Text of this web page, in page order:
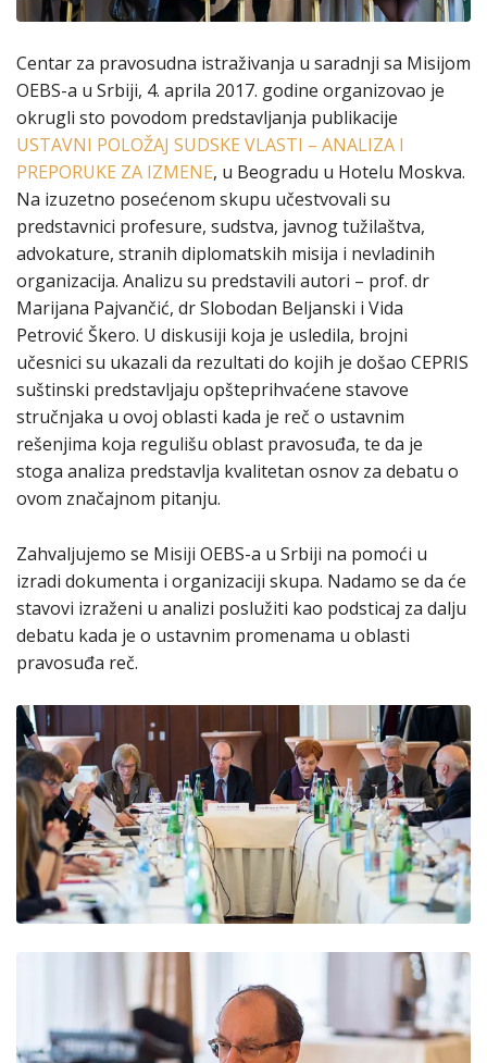
Centar za pravosudna istraživanja u saradnji sa Misijom
OEBS-a u Srbiji, 4. aprila 2017. godine organizovao je
okrugli sto povodom predstavljanja publikacije
USTAVNI POLOŽAJ SUDSKE VLASTI – ANALIZA I
PREPORUKE ZA IZMENE, u Beogradu u Hotelu Moskva.
Na izuzetno posećenom skupu učestvovali su
predstavnici profesure, sudstva, javnog tužilaštva,
advokature, stranih diplomatskih misija i nevladinih
organizacija. Analizu su predstavili autori – prof. dr
Marijana Pajvančić, dr Slobodan Beljanski i Vida
Petrović Škero. U diskusiji koja je usledila, brojni
učesnici su ukazali da rezultati do kojih je došao CEPRIS
suštinski predstavljaju opšteprihvaćene stavove
stručnjaka u ovoj oblasti kada je reč o ustavnim
rešenjima koja regulišu oblast pravosuđa, te da je
stoga analiza predstavlja kvalitetan osnov za debatu o
ovom značajnom pitanju.
Zahvaljujemo se Misiji OEBS-a u Srbiji na pomoći u
izradi dokumenta i organizaciji skupa. Nadamo se da će
stavovi izraženi u analizi poslužiti kao podsticaj za dalju
debatu kada je o ustavnim promenama u oblasti
pravosuđa reč.